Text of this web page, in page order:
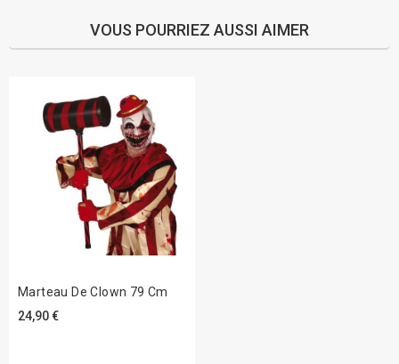
VOUS POURRIEZ AUSSI AIMER
Marteau De Clown 79 Cm
24,90 €